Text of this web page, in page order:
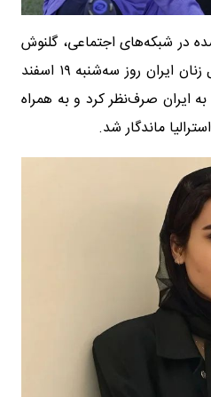
در شبکه‌های اجتماعی، گلنوش
خسروی، عضو تیم ملی فوتبال زنان ایران روز سه‌شنبه ۱۹ اسفند
ایران صرف‌نظر کرد و به همراه
ماندگار شد.